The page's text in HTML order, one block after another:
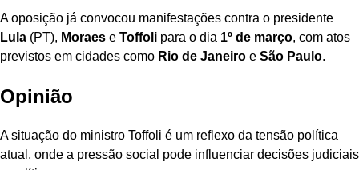
A oposição já convocou manifestações contra o presidente
Lula (PT), Moraes e Toffoli para o dia 1º de março, com atos
previstos em cidades como Rio de Janeiro e São Paulo.
Opinião
A situação do ministro Toffoli é um reflexo da tensão política
atual, onde a pressão social pode influenciar decisões judiciais